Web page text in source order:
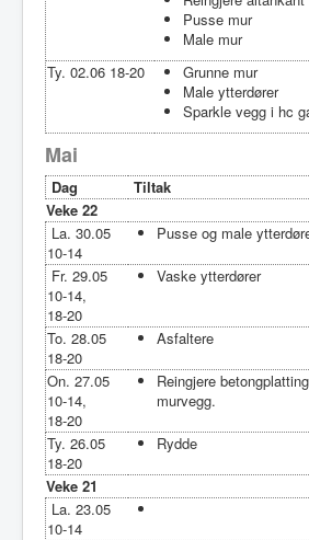
Pusse mur
Male mur
Ty. 02.06 18-20
Grunne mur
Male ytterdører
Sparkle vegg i hc
Mai
Dag Tiltak
Veke 22
La. 30.05
10-14
Pusse og male
Fr. 29.05
10-14,
18-20
Vaske ytterdører
To. 28.05
18-20
Asfaltere
On. 27.05
10-14,
18-20
Reingjere
murvegg.
Ty. 26.05
18-20
Rydde
Veke 21
La. 23.05
10-14